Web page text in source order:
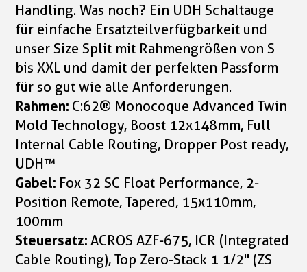
Handling. Was noch? Ein UDH Schaltauge
für einfache Ersatzteilverfügbarkeit und
unser Size Split mit Rahmengrößen von S
bis XXL und damit der perfekten Passform
für so gut wie alle Anforderungen.
Rahmen: C:62® Monocoque Advanced Twin
Mold Technology, Boost 12x148mm, Full
Internal Cable Routing, Dropper Post ready,
UDH™
Gabel: Fox 32 SC Float Performance, 2-
Position Remote, Tapered, 15x110mm,
100mm
Steuersatz:ACROS AZF-675, ICR (Integrated
Cable Routing), Top Zero-Stack 1 1/2" (ZS